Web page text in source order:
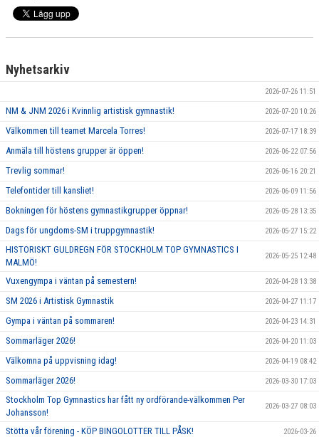
Nyhetsarkiv
2026-07-26 11:51
NM & JNM 2026 i Kvinnlig artistisk gymnastik! 2026-07-20 10:26
Välkommen till teamet Marcela Torres! 2026-07-17 18:39
Anmäla till höstens grupper är öppen! 2026-06-22 07:56
Trevlig sommar! 2026-06-16 20:21
Telefontider till kansliet! 2026-06-09 11:56
Bokningen för höstens gymnastikgrupper öppnar! 2026-05-28 13:35
Dags för ungdoms-SM i truppgymnastik! 2026-05-27 15:22
HISTORISKT GULDREGN FÖR STOCKHOLM TOP GYMNASTICS I
MALMÖ!
2026-05-25 12:48
Vuxengympa i väntan på semestern! 2026-04-28 13:38
SM 2026 i Artistisk Gymnastik 2026-04-27 11:17
Gympa i väntan på sommaren! 2026-04-23 14:31
Sommarläger 2026! 2026-04-20 11:03
Välkomna på uppvisning idag! 2026-04-19 08:42
Sommarläger 2026! 2026-03-30 17:03
Stockholm Top Gymnastics har fått ny ordförande-välkommen Per
Johansson!
2026-03-27 08:03
Stötta vår förening - KÖP BINGOLOTTER TILL PÅSK! 2026-03-26